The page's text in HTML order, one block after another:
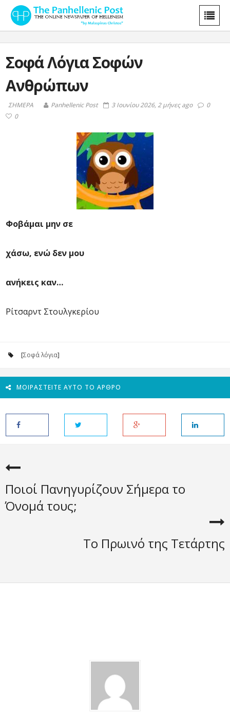
Σοφά Λόγια Σοφών
Ανθρώπων
ΣΗΜΕΡΑ Panhellenic Post 3 Ιουνίου 2026, 2 μήνες ago
0
0
Φοβάμαι μην σε
χάσω, ενώ δεν μου
ανήκεις καν…
Ρίτσαρντ Στουλγκερίου
[Σοφά λόγια]
ΜΟΙΡΑΣΤΕΊΤΕ ΑΥΤΌ ΤΟ ΆΡΘΡΟ
Ποιοί Πανηγυρίζουν Σήμερα το
Όνομά τους;
Το Πρωινό της Τετάρτης